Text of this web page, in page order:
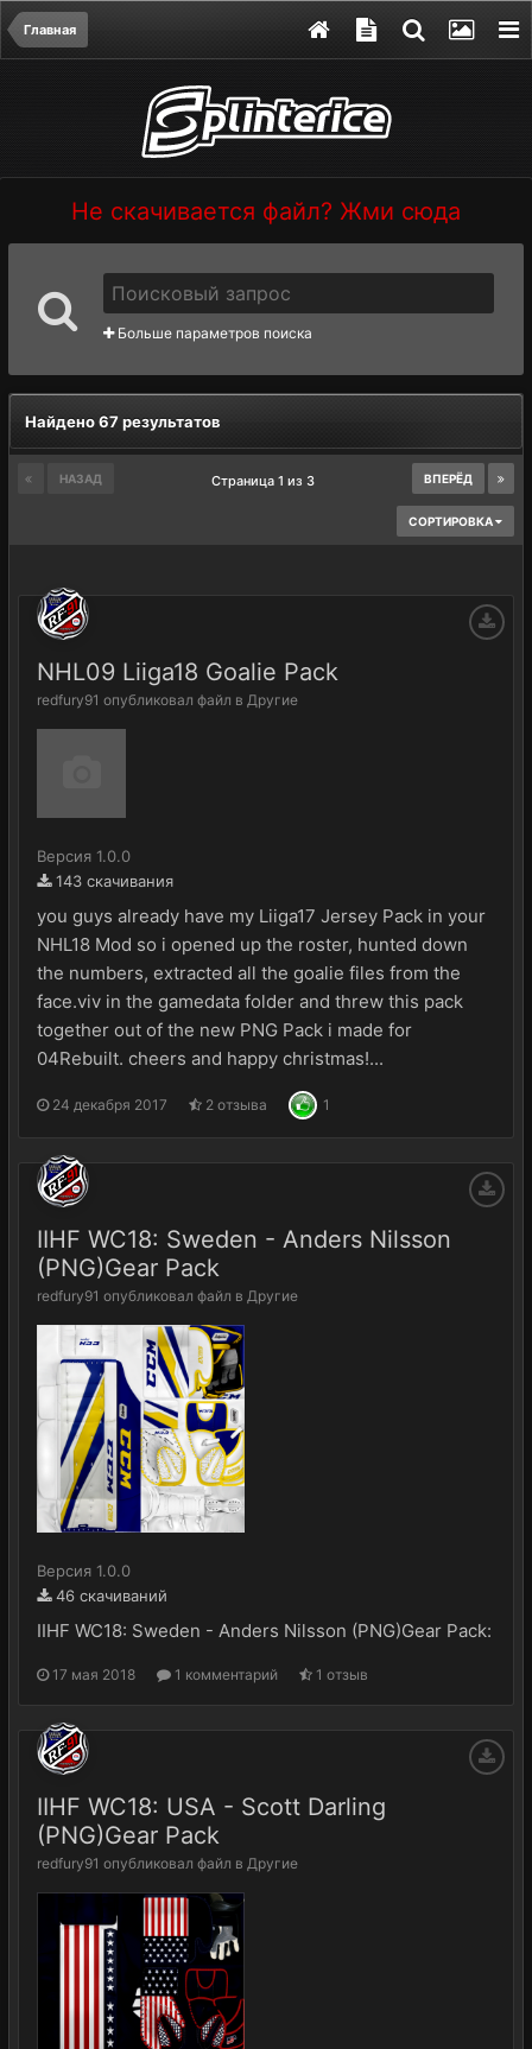
Главная
Не скачивается файл? Жми сюда
Больше параметров поиска
Найдено 67 результатов
НАЗАД ВПЕРЁД
Страница 1 из 3
СОРТИРОВКА
NHL09 Liiga18 Goalie Pack
redfury91 опубликовал файл в Другие
Версия 1.0.0
143 скачивания
you guys already have my Liiga17 Jersey Pack in your
NHL18 Mod so i opened up the roster, hunted down
the numbers, extracted all the goalie files from the
face.viv in the gamedata folder and threw this pack
together out of the new PNG Pack i made for
04Rebuilt. cheers and happy christmas!...
24 декабря 2017 2 отзыва 1
IIHF WC18: Sweden - Anders Nilsson
(PNG)Gear Pack
redfury91 опубликовал файл в Другие
Версия 1.0.0
46 скачиваний
IIHF WC18: Sweden - Anders Nilsson (PNG)Gear Pack:
17 мая 2018 1 комментарий 1 отзыв
IIHF WC18: USA - Scott Darling
(PNG)Gear Pack
redfury91 опубликовал файл в Другие